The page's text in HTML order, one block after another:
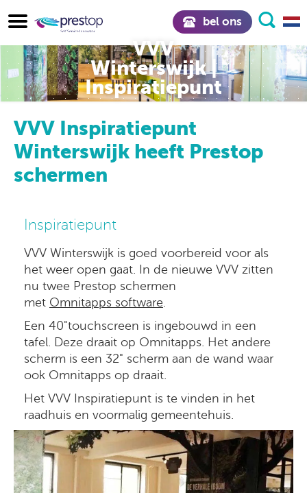
bel ons
VVV
Winterswijk |
Inspiratiepunt
VVV Inspiratiepunt
Winterswijk heeft Prestop
schermen
Inspiratiepunt
VVV Winterswijk is goed voorbereid voor als
het weer open gaat. In de nieuwe VVV zitten
nu twee Prestop schermen
met Omnitapps software
Een 40"touchscreen is ingebouwd in een
tafel. Deze draait op Omnitapps. Het andere
scherm is een 32" scherm aan de wand waar
ook Omnitapps op draait.
Het VVV Inspiratiepunt is te vinden in het
raadhuis en voormalig gemeentehuis.